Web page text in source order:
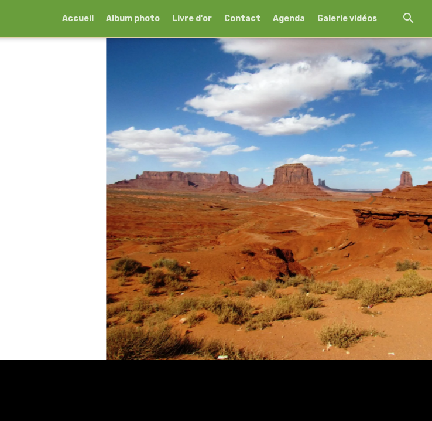
Accueil Album photo Livre d'or Contact Agenda Galerie vidéos